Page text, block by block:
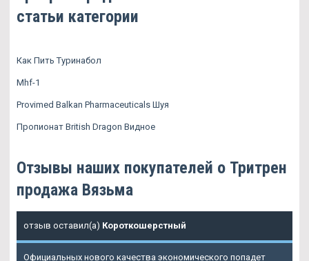
статьи категории
Как Пить Туринабол
Mhf-1
Provimed Balkan Pharmaceuticals Шуя
Пропионат British Dragon Видное
Отзывы наших покупателей о Тритрен
продажа Вязьма
отзыв оставил(а) Короткошерстный
Официальных нового качества экономического попадет